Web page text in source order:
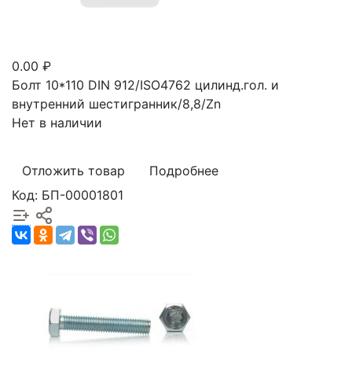
0.00 ₽
Болт 10*110 DIN 912/ISO4762 цилинд.гол. и
внутренний шестигранник/8,8/Zn
Нет в наличии
Отложить товар
Подробнее
Код: БП-00001801